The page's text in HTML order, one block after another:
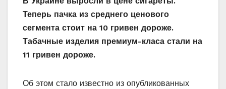
Теперь пачка из среднего ценового
сегмента стоит на 10 гривен дороже.
Табачные изделия премиум-класа стали на
11 гривен дороже.
Об этом стало известно из опубликованных